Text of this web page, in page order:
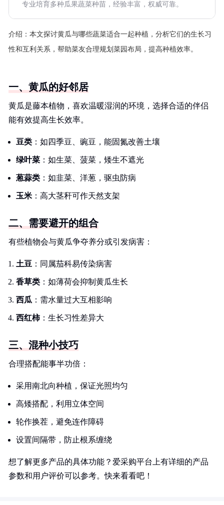
专业培育多种瓜果蔬菜种苗，经验丰富，权威可靠。
介绍： 本文探讨黄瓜与哪些蔬菜适合一起种植，分析它们的生长习
性和互利关系，帮助菜友合理规划菜园布局，提高种植效率。
一、黄瓜的好邻居
黄瓜是藤本植物，喜欢温暖湿润的环境，选择合适的伴侣
能有效提高生长效率。
豆类 ：如四季豆、豌豆，能固氮改善土壤
绿叶菜 ：如生菜、菠菜，矮生不遮光
葱蒜类 ：如韭菜、洋葱，驱虫防病
玉米 ：高大茎秆可作天然支架
二、需要避开的组合
有些植物会与黄瓜争夺养分或引发病害：
土豆 ：同属茄科易传染病害
香草类 ：如薄荷会抑制黄瓜生长
西瓜 ：需水量过大互相影响
西红柿 ：生长习性差异大
三、混种小技巧
合理搭配能事半功倍：
采用南北向种植，保证光照均匀
高矮搭配，利用立体空间
轮作换茬，避免连作障碍
设置间隔带，防止根系缠绕
想了解更多产品的具体功能？爱采购平台上有详细的产品
参数和用户评价可以参考。快来看看吧！